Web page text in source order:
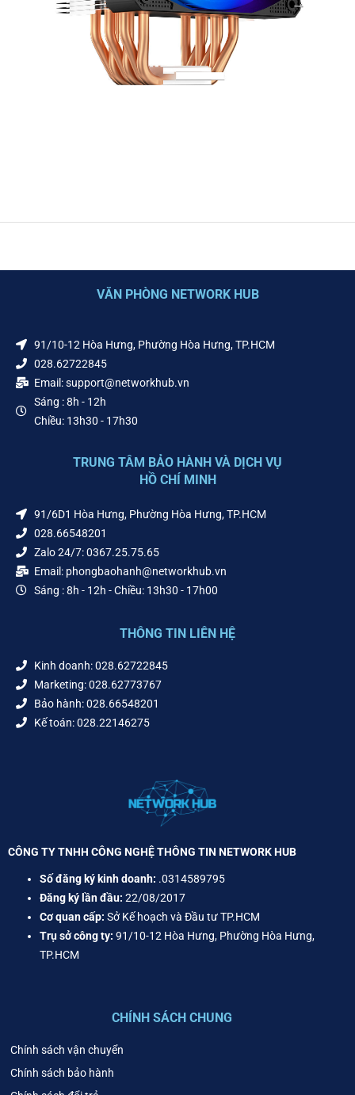
VĂN PHÒNG NETWORK HUB
91/10-12 Hòa Hưng, Phường Hòa Hưng, TP.HCM
028.62722845
Email: support@networkhub.vn
Sáng : 8h - 12h
Chiều: 13h30 - 17h30
TRUNG TÂM BẢO HÀNH VÀ DỊCH VỤ
HỒ CHÍ MINH
91/6D1 Hòa Hưng, Phường Hòa Hưng, TP.HCM
028.66548201
Zalo 24/7: 0367.25.75.65
Email: phongbaohanh@networkhub.vn
Sáng : 8h - 12h - Chiều: 13h30 - 17h00
THÔNG TIN LIÊN HỆ
Kinh doanh: 028.62722845
Marketing: 028.62773767
Bảo hành: 028.66548201
Kế toán: 028.22146275
CÔNG TY TNHH CÔNG NGHỆ THÔNG TIN NETWORK HUB
Số đăng ký kinh doanh: .0314589795
Đăng ký lần đầu: 22/08/2017
Cơ quan cấp: Sở Kế hoạch và Đầu tư TP.HCM
Trụ sở công ty: 91/10-12 Hòa Hưng, Phường Hòa Hưng,
TP.HCM
CHÍNH SÁCH CHUNG
Chính sách vận chuyển
Chính sách bảo hành